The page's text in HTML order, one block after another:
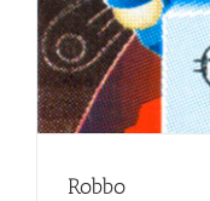
Robbo